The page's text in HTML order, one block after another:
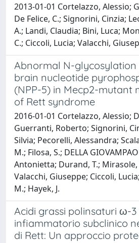
2013-01-01 Cortelazzo, Alessio;
De Felice, C.; Signorini, Cinzia;
A.; Landi, Claudia; Bini, Luca;
C.; Ciccoli, Lucia; Valacchi,
Abnormal N-
brain nucleotide
(NPP-5) in Mecp2-mutant
of Rett syndrome
2016-01-01 Cortelazzo, Alessio;
Guerranti, Roberto; Signorini,
Silvia; Pecorelli, Alessandra;
M.; Filosa, S.; DELLA
Antonietta; Durand, T.; Mirasole,
Valacchi, Giuseppe; Ciccoli,
M.; Hayek, J.
Acidi grassi polinsaturi ω-
infiammatorio subclinico
di Rett: Un approccio